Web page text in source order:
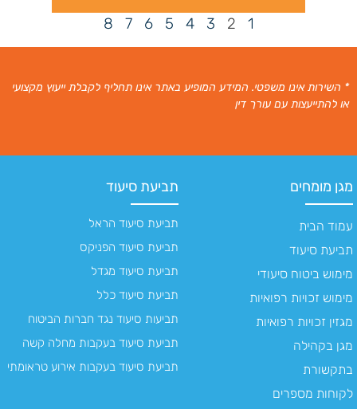
1
2
3
4
5
6
7
8
* השירות אינו משפטי. המידע המופיע באתר אינו תחליף לקבלת ייעוץ מקצועי
או להתייעצות עם עורך דין
מגן מומחים
עמוד הבית
תביעת סיעוד
מימוש ביטוח סיעודי
מימוש זכויות רפואיות
מגזין זכויות רפואיות
מגן בקהילה
בתקשורת
לקוחות מספרים
תביעת סיעוד
תביעת סיעוד הראל
תביעת סיעוד הפניקס
תביעת סיעוד מגדל
תביעת סיעוד כלל
תביעות סיעוד נגד חברות הביטוח
תביעת סיעוד בעקבות מחלה קשה
תביעת סיעוד בעקבות אירוע טראומתי